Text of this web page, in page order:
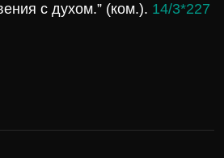
с духом.” (ком.). 14/3*227